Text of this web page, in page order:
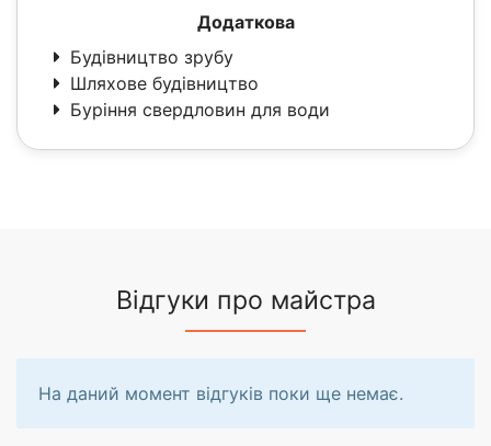
Додаткова
Будівництво зрубу
Шляхове будівництво
Буріння свердловин для води
Відгуки про майстра
На даний момент відгуків поки ще немає.